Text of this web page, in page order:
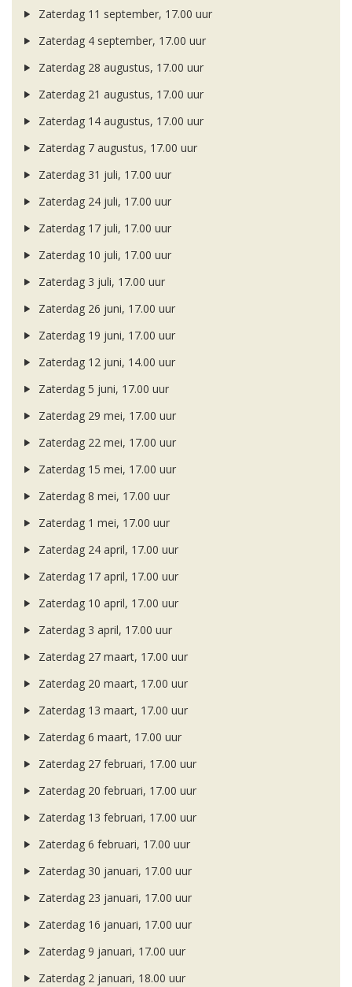
Zaterdag 11 september, 17.00 uur
Zaterdag 4 september, 17.00 uur
Zaterdag 28 augustus, 17.00 uur
Zaterdag 21 augustus, 17.00 uur
Zaterdag 14 augustus, 17.00 uur
Zaterdag 7 augustus, 17.00 uur
Zaterdag 31 juli, 17.00 uur
Zaterdag 24 juli, 17.00 uur
Zaterdag 17 juli, 17.00 uur
Zaterdag 10 juli, 17.00 uur
Zaterdag 3 juli, 17.00 uur
Zaterdag 26 juni, 17.00 uur
Zaterdag 19 juni, 17.00 uur
Zaterdag 12 juni, 14.00 uur
Zaterdag 5 juni, 17.00 uur
Zaterdag 29 mei, 17.00 uur
Zaterdag 22 mei, 17.00 uur
Zaterdag 15 mei, 17.00 uur
Zaterdag 8 mei, 17.00 uur
Zaterdag 1 mei, 17.00 uur
Zaterdag 24 april, 17.00 uur
Zaterdag 17 april, 17.00 uur
Zaterdag 10 april, 17.00 uur
Zaterdag 3 april, 17.00 uur
Zaterdag 27 maart, 17.00 uur
Zaterdag 20 maart, 17.00 uur
Zaterdag 13 maart, 17.00 uur
Zaterdag 6 maart, 17.00 uur
Zaterdag 27 februari, 17.00 uur
Zaterdag 20 februari, 17.00 uur
Zaterdag 13 februari, 17.00 uur
Zaterdag 6 februari, 17.00 uur
Zaterdag 30 januari, 17.00 uur
Zaterdag 23 januari, 17.00 uur
Zaterdag 16 januari, 17.00 uur
Zaterdag 9 januari, 17.00 uur
Zaterdag 2 januari, 18.00 uur